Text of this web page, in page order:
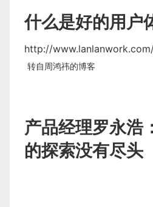
什么是好的用户
http://
转自 周鸿祎的博客
产品经理罗永浩
的探索没有尽头